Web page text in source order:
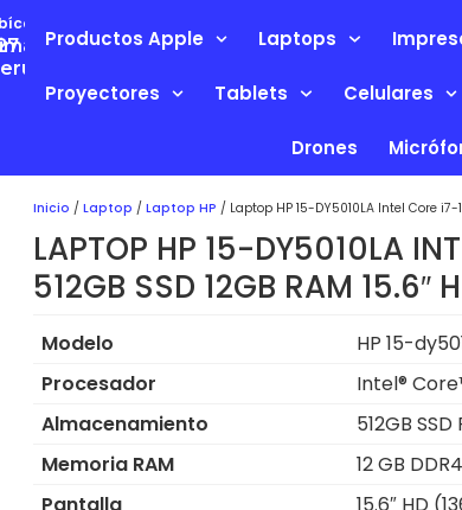
Productos Apple Laptops
Proyectores Tablets Celulares
Drones
Inicio / Laptop / Laptop HP / Laptop HP 15-DY5010LA Intel Core i7-
LAPTOP HP 15-DY5010LA
512GB SSD 12GB RAM 15.6″
Modelo
HP 15-
Procesador
Intel®
Almacenamiento
512GB
Memoria RAM
12 GB